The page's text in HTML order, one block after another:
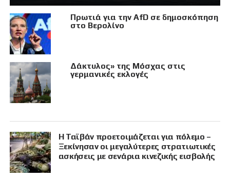
Πρωτιά για την AfD σε δημοσκόπηση
στο Βερολίνο
Δάκτυλος» της Μόσχας στις
γερμανικές εκλογές
Η Ταϊβάν προετοιμάζεται για πόλεμο –
Ξεκίνησαν οι μεγαλύτερες στρατιωτικές
ασκήσεις με σενάρια κινεζικής εισβολής